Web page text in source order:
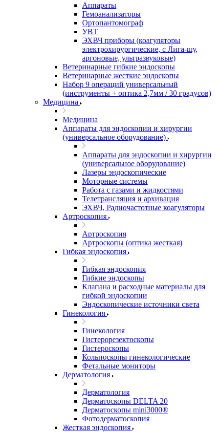
Аппараты
Гемоанализаторы
Ортопантомограф
УВТ
ЭХВЧ приборы (коагуляторы
электрохирургические, с Лига-шу,
аргоновые, ультразвуковые)
Ветеринарные гибкие эндоскопы
Ветеринарные жесткие эндоскопы
Набор 9 операций универсальный
(инструменты + оптика 2,7мм / 30 градусов)
Медицина
Медицина
Аппараты для эндоскопии и хирургии
(универсальное оборудование)
Аппараты для эндоскопии и хирургии
(универсальное оборудование)
Лазеры эндоскопические
Моторные системы
Работа с газами и жидкостями
Телетрансляция и архивация
ЭХВЧ, Радиочастотные коагуляторы
Артроскопия
Артроскопия
Артроскопы (оптика жесткая)
Гибкая эндоскопия
Гибкая эндоскопия
Гибкие эндоскопы
Клапана и расходные материалы для
гибкой эндоскопии
Эндоскопические источники света
Гинекология
Гинекология
Гистерорезектоскопы
Гистероскопы
Кольпоскопы гинекологические
Фетальные мониторы
Дерматология
Дерматология
Дерматоскопы DELTA 20
Дерматоскопы mini3000®
Фотодерматоскопия
Жесткая эндоскопия